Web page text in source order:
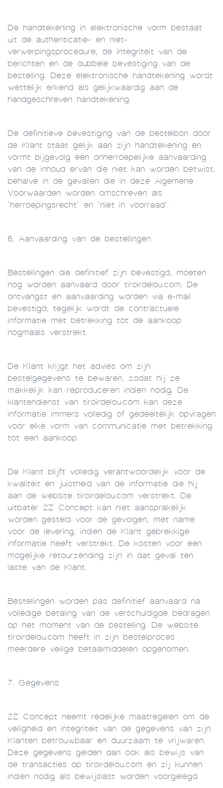
De handtekening in elektronische vorm bestaat
uit de authenticatie- en niet-
verwerpingsprocedure, de integriteit van de
berichten en de dubbele bevestiging van de
bestelling. Deze elektronische handtekening wordt
wettelijk erkend als gelijkwaardig aan de
handgeschreven handtekening.
De definitieve bevestiging van de bestelbon door
de Klant staat gelijk aan zijn handtekening en
vormt bijgevolg een onherroepelijke aanvaarding
van de inhoud ervan die niet kan worden betwist,
behalve in de gevallen die in deze Algemene
Voorwaarden worden omschreven als
"herroepingsrecht" en "niet in voorraad".
6. Aanvaarding van de bestellingen
Bestellingen die definitief zijn bevestigd, moeten
nog worden aanvaard door tiroirdelou.com. De
ontvangst en aanvaarding worden via e-mail
bevestigd; tegelijk wordt de contractuele
informatie met betrekking tot de aankoop
nogmaals verstrekt.
De Klant krijgt het advies om zijn
bestelgegevens te bewaren, zodat hij ze
makkelijk kan reproduceren indien nodig. De
klantendienst van tiroirdelou.com kan deze
informatie immers volledig of gedeeltelijk opvragen
voor elke vorm van communicatie met betrekking
tot een aankoop.
De Klant blijft volledig verantwoordelijk voor de
kwaliteit en juistheid van de informatie die hij
aan de website tiroirdelou.com verstrekt. De
uitbater 2Z Concept kan niet aansprakelijk
worden gesteld voor de gevolgen, met name
voor de levering, indien de Klant gebrekkige
informatie heeft verstrekt. De kosten voor een
mogelijke retourzending zijn in dat geval ten
laste van de Klant.
Bestellingen worden pas definitief aanvaard na
volledige betaling van de verschuldigde bedragen
op het moment van de bestelling. De website
tiroirdelou.com heeft in zijn bestelproces
meerdere veilige betaalmiddelen opgenomen.
7. Gegevens
2Z Concept neemt redelijke maatregelen om de
veiligheid en integriteit van de gegevens van zijn
Klanten betrouwbaar en duurzaam te vrijwaren.
Deze gegevens gelden dan ook als bewijs van
de transacties op tiroirdelou.com en zij kunnen
indien nodig als bewijslast worden voorgelegd.